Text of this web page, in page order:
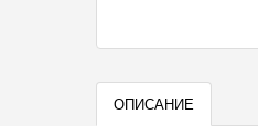
ОПИСАНИЕ